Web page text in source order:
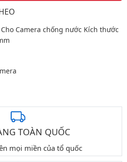
Camera chống nước Kích thước
TOÀN QUỐC
mọi miền của tổ quốc